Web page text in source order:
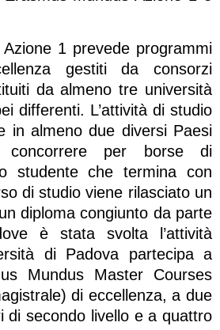
1 prevede programmi
gestiti da consorzi
da almeno tre università
differenti. L’attività di studio
in almeno due diversi Paesi
per borse di
studente che termina con
di studio viene rilasciato un
diploma congiunto da parte
è stata svolta l’attività
di Padova partecipa a
Mundus Master Courses
di eccellenza, a due
di secondo livello e a quattro